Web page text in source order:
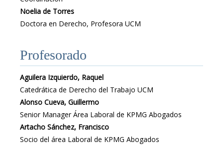
Noelia de Torres
Doctora en Derecho, Profesora UCM
Profesorado
Aguilera Izquierdo, Raquel
Catedrática de Derecho del Trabajo UCM
Alonso Cueva, Guillermo
Senior Manager Área Laboral de KPMG Abogados
Artacho Sánchez, Francisco
Socio del área Laboral de KPMG Abogados